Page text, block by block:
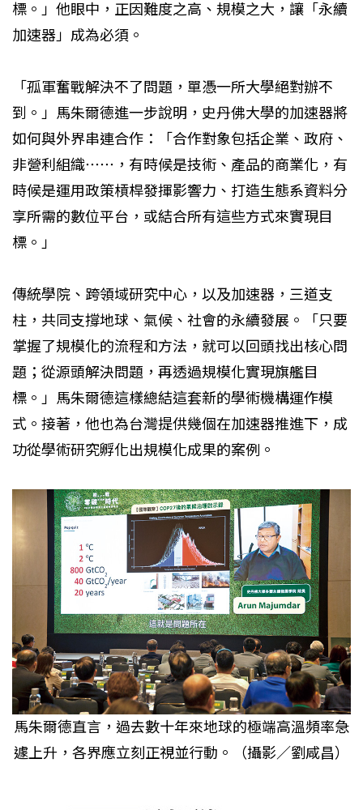
標。」他眼中，正因難度之高、規模之大，讓「永續
加速器」成為必須。
「孤軍奮戰解決不了問題，單憑一所大學絕對辦不
到。」馬朱爾德進一步說明，史丹佛大學的加速器將
如何與外界串連合作：「合作對象包括企業、政府、
非營利組織⋯⋯，有時候是技術、產品的商業化，有
時候是運用政策槓桿發揮影響力、打造生態系資料分
享所需的數位平台，或結合所有這些方式來實現目
標。」
傳統學院、跨領域研究中心，以及加速器，三道支
柱，共同支撐地球、氣候、社會的永續發展。「只要
掌握了規模化的流程和方法，就可以回頭找出核心問
題；從源頭解決問題，再透過規模化實現旗艦目
標。」馬朱爾德這樣總結這套新的學術機構運作模
式。接著，他也為台灣提供幾個在加速器推進下，成
功從學術研究孵化出規模化成果的案例。
馬朱爾德直言，過去數十年來地球的極端高溫頻率急
遽上升，各界應立刻正視並行動。（攝影／劉咸昌）